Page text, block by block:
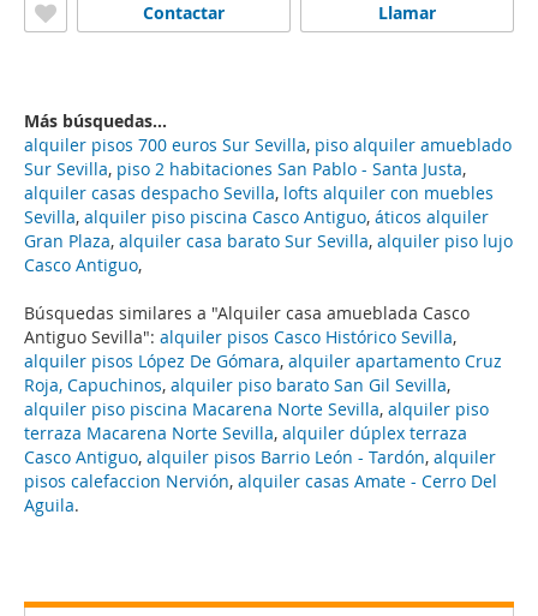
Búsquedas similares a "Alquiler casa amueblada Casco
Antiguo Sevilla": alquiler pisos Casco Histórico Sevilla,
alquiler pisos López De Gómara, alquiler apartamento Cruz
Roja, Capuchinos, alquiler piso barato San Gil Sevilla,
alquiler piso piscina Macarena Norte Sevilla, alquiler piso
terraza Macarena Norte Sevilla, alquiler dúplex terraza
Casco Antiguo, alquiler pisos Barrio León - Tardón, alquiler
pisos calefaccion Nervión, alquiler casas Amate - Cerro Del
Aguila.
Llamar
Contactar
Más búsquedas...
alquiler pisos 700 euros Sur Sevilla, piso alquiler amueblado
Sur Sevilla, piso 2 habitaciones San Pablo - Santa Justa,
alquiler casas despacho Sevilla, lofts alquiler con muebles
Sevilla, alquiler piso piscina Casco Antiguo, áticos alquiler
Gran Plaza, alquiler casa barato Sur Sevilla, alquiler piso lujo
Casco Antiguo,